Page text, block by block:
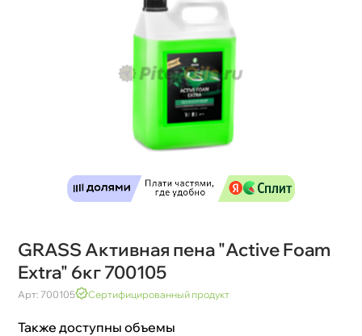
GRASS Активная пена "Active Foam
Extra" 6кг 700105
Арт: 700105 Сертифицированный продукт
Также доступны объемы